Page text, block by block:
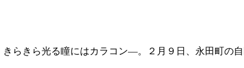
らきら光る瞳にはカラコン―。２月９日、永田町の